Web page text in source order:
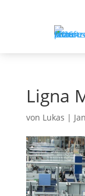
Ligna
von Lukas |